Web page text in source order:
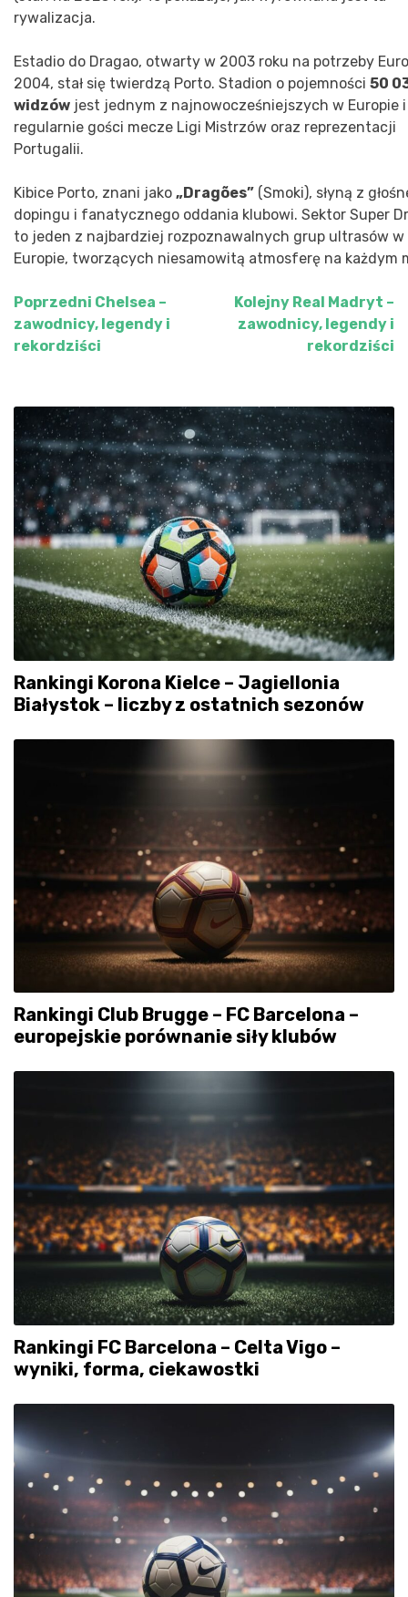
rywalizacja.
Estadio do Dragao, otwarty w 2003 roku na potrzeby Euro
2004, stał się twierdzą Porto. Stadion o pojemności 50
widzów jest jednym z najnowocześniejszych w Europie i
regularnie gości mecze Ligi Mistrzów oraz reprezentacji
Portugalii.
Kibice Porto, znani jako „Dragões” (Smoki), słyną z
dopingu i fanatycznego oddania klubowi. Sektor Super
to jeden z najbardziej rozpoznawalnych grup ultrasów w
Europie, tworzących niesamowitą atmosferę na każdym
Nawigacja
wpisu
Poprzedni Chelsea –
zawodnicy, legendy i
rekordziści
Kolejny Real Madryt –
zawodnicy, legendy i
rekordziści
Rankingi Korona Kielce – Jagiellonia
Białystok – liczby z ostatnich sezonów
Rankingi Club Brugge – FC Barcelona –
europejskie porównanie siły klubów
Rankingi FC Barcelona – Celta Vigo –
wyniki, forma, ciekawostki